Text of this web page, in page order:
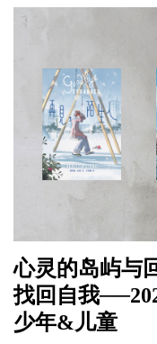
心灵的岛屿与
找回自我
少年&儿童